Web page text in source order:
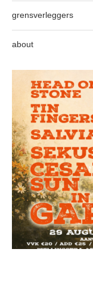
grensverleggers
about